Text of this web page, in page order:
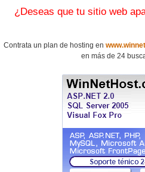
¿Deseas que tu sitio web
Contrata un plan de hosting en
en más de 24